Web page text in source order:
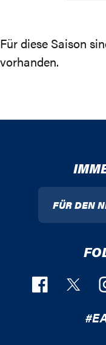
Für diese Saison
vorhanden.
FÜR DEN